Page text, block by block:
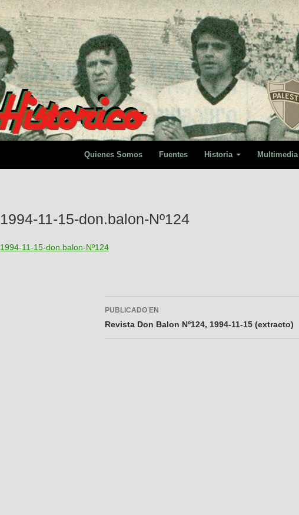
Quienes Somos Fuentes Historia Multimedia
1994-11-15-don.balon-Nº124
1994-11-15-don.balon-Nº124
Navegador
de
PUBLICADO EN
Revista Don Balon Nº124, 1994-11-15 (extracto)